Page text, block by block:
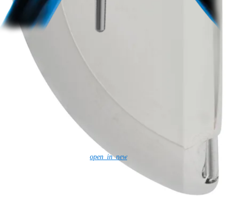
tornozelo
Quadril Ortobiológicos
vertebral
Imagem e ressecção
Educação médica
Educação médica
Nossa equipe de educação médica
Sobre a ArthrexEventos comunitários
Bolsas e doações
open_in_newSBA Support